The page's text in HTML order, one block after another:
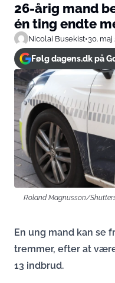
26-årig mand
én ting endte
Nicolai Busekist•30. maj
Følg dagens.dk på
Roland Magnusson/
En ung mand kan se
tremmer, efter at
13 indbrud.